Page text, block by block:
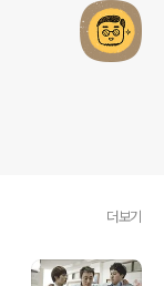
더보기